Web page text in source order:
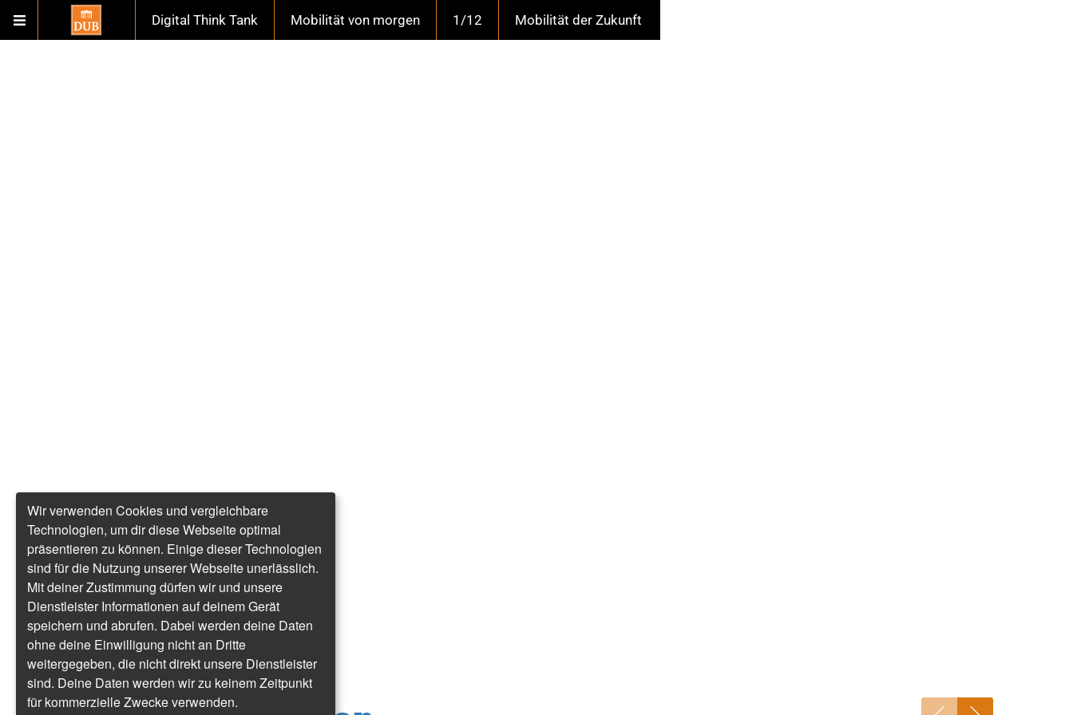
Digital Think Tank Mobilität von morgen 1/12 Mobilität der Zukunft
Wir verwenden Cookies und vergleichbare
Technologien, um dir diese Webseite optimal
präsentieren zu können. Einige dieser Technologien
sind für die Nutzung unserer Webseite unerlässlich.
Mit deiner Zustimmung dürfen wir und unsere
Dienstleister Informationen auf deinem Gerät
speichern und abrufen. Dabei werden deine Daten
ohne deine Einwilligung nicht an Dritte
weitergegeben, die nicht direkt unsere Dienstleister
sind. Deine Daten werden wir zu keinem Zeitpunkt
für kommerzielle Zwecke verwenden.